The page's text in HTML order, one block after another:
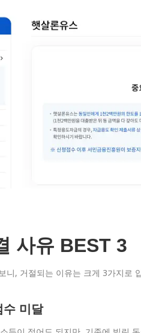
사유 BEST 3
니, 거절되는 이유는 크게 3가지로
수 미달